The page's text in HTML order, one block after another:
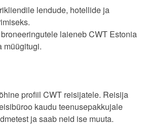
lendude, hotellide ja
laieneb CWT Estonia
müügitugi.
profiil CWT reisijatele. Reisija
kaudu teenusepakkujale
ja saab neid ise muuta.